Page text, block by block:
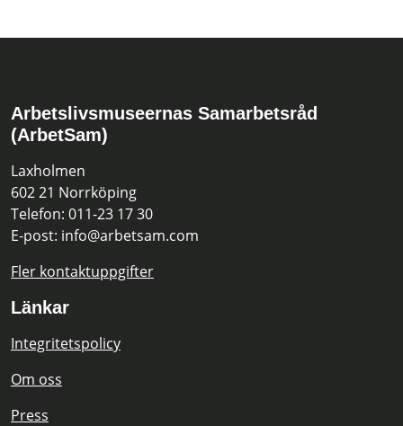
Arbetslivsmuseernas Samarbetsråd
(ArbetSam)
Laxholmen
602 21 Norrköping
Telefon: 011-23 17 30
E-post: info@arbetsam.com
Fler kontaktuppgifter
Länkar
Integritetspolicy
Om oss
Press